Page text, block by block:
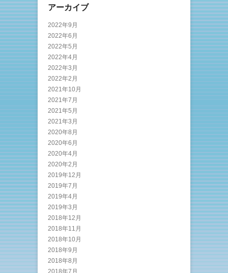
アーカイブ
2022年9月
2022年6月
2022年5月
2022年4月
2022年3月
2022年2月
2021年10月
2021年7月
2021年5月
2021年3月
2020年8月
2020年6月
2020年4月
2020年2月
2019年12月
2019年7月
2019年4月
2019年3月
2018年12月
2018年11月
2018年10月
2018年9月
2018年8月
2018年7月